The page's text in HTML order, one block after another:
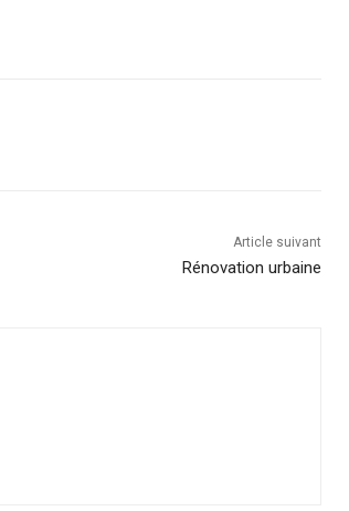
Article suivant
Rénovation urbaine